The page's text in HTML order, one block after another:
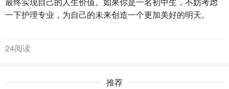
一下护理专业，为自己的未来创造一个更加美好的明天。
24阅读
推荐